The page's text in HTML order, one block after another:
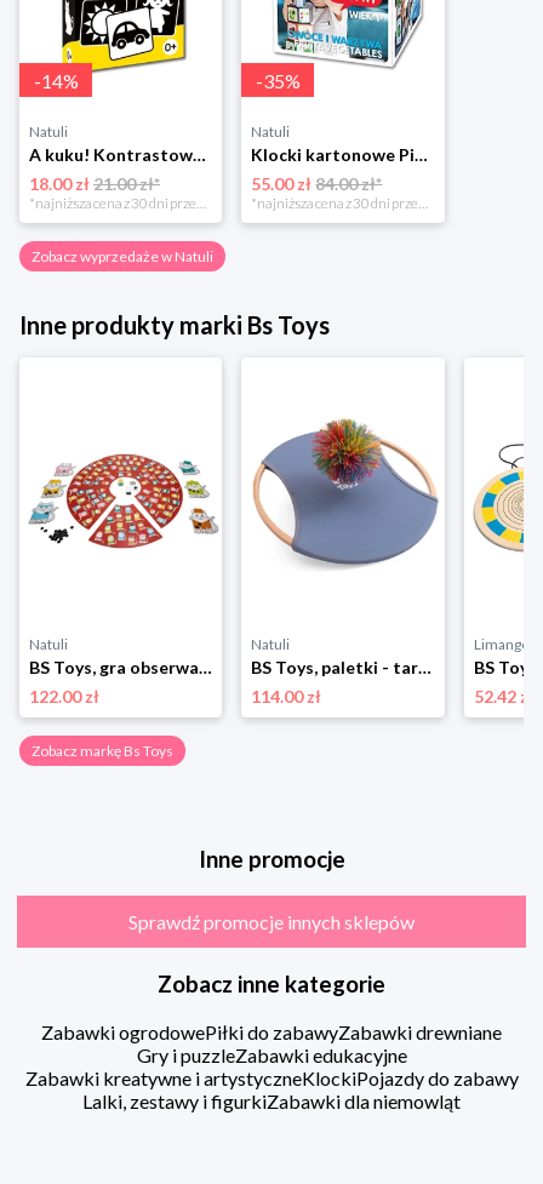
-14%
Natuli
A kuku! Kontrastowe obrazki. Karty kontrastowe + poradnik 0+ Edgard
18.00 zł21.00 zł*
*najniższa cena z 30 dni przed obniżką
-35%
Natuli
Klocki kartonowe Piramida Zabaw. Owoce i Warzywa Piramida zabaw
55.00 zł 84.00 zł*
*najniższa cena z 30 dni przed obniżką
Zobacz wyprzedaże w Natuli
Inne produkty marki Bs Toys
Natuli
BS Toys, gra obserwacyjna Kot w kapeluszu Bs toys
122.00 zł
Natuli
BS Toys, paletki - tarcze z włochatą piłką Bs toys
114.00 zł
Limango
52.42 zł
Zobacz markę Bs Toys
Inne promocje
Sprawdź promocje innych sklepów
Zobacz inne kategorie
Zabawki ogrodowePiłki do zabawyZabawki drewniane
Gry i puzzleZabawki edukacyjne
Zabawki kreatywne i artystyczneKlockiPojazdy do zabawy
Lalki, zestawy i figurkiZabawki dla niemowląt